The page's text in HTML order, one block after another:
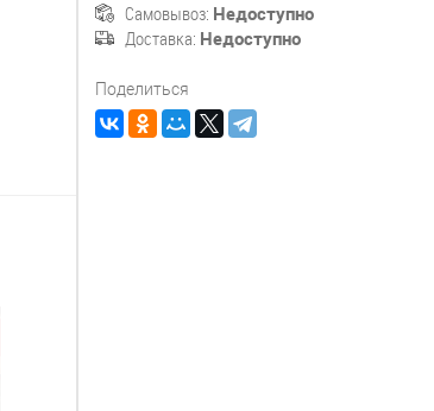
Самовывоз: Недоступно
Доставка: Недоступно
Поделиться